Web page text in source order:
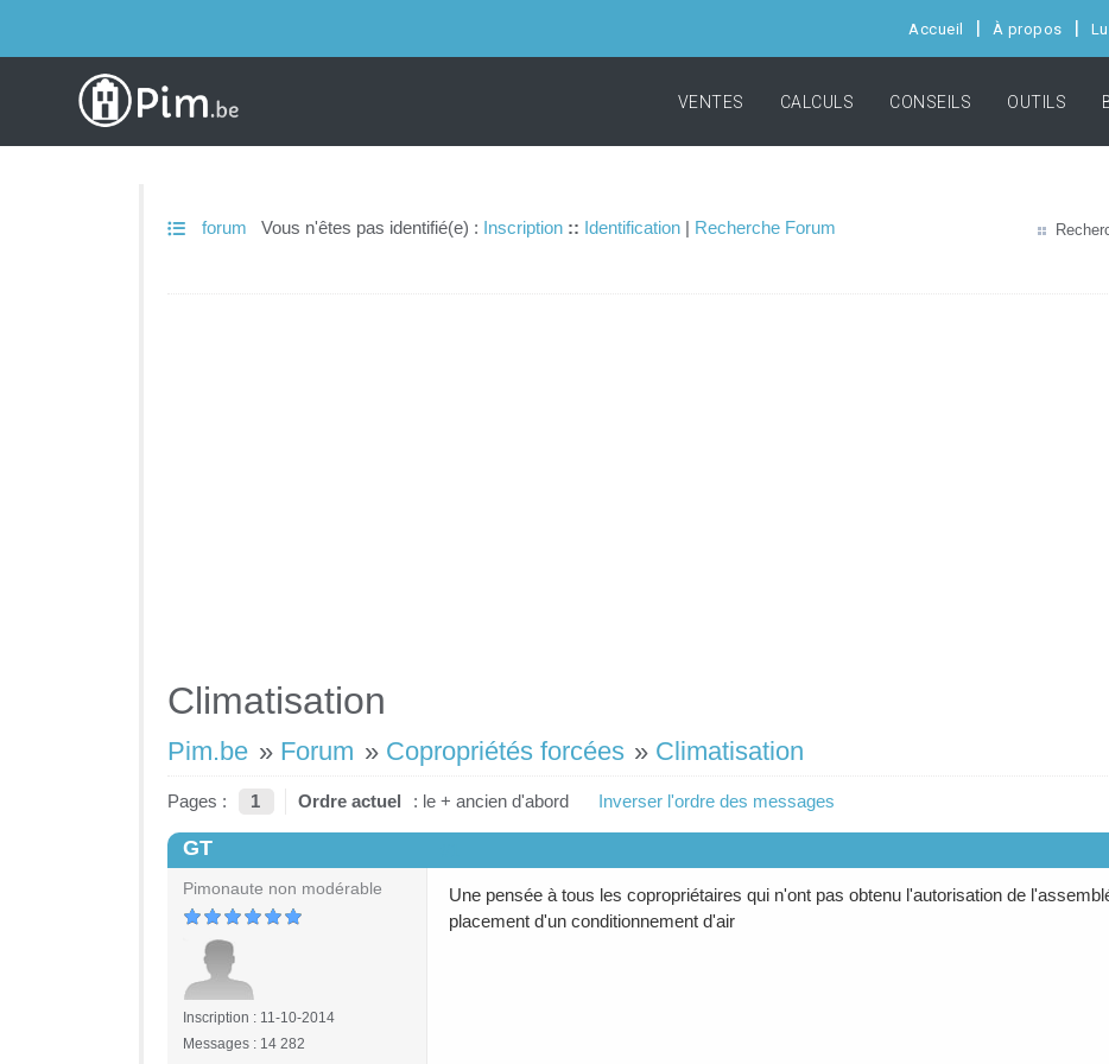
Accueil À propos
VENTES CALCULS CONSEILS OUTILS
forum Vous n'êtes pas identifié(e) : Inscription :: Identification | Recherche Forum
Climatisation
Pim.be » Forum » Copropriétés forcées » Climatisation
Pages : 1 Ordre actuel : le + ancien d'abord Inverser l'ordre des messages
GT
Pimonaute non modérable
Inscription : 11-10-2014
Messages : 14 282
Une pensée à tous les copropriétaires qui n'ont pas obtenu l'autorisation de
placement d'un conditionnement d'air